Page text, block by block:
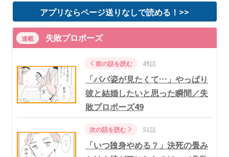
アプリならページ送りなしで読める！>>
連載 失敗プロポーズ
前の話を読む 49話
「パパ姿が見たくて…」やっぱり
彼と結婚したいと思った瞬間／失
敗プロポーズ49
次の話を読む 51話
「いつ独身やめる？」決死の畳み